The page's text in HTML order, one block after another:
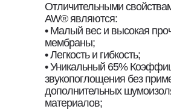
Отличительными
AW® являются:
• Малый вес и высокая
мембраны;
• Легкость и гибкость;
• Уникальный 65%
звукопоглощения без
дополнительных
материалов;